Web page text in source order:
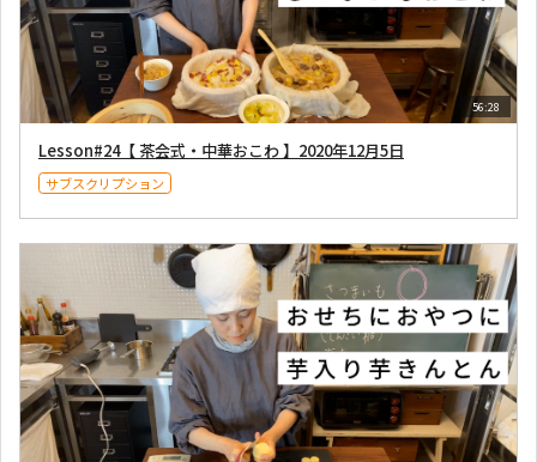
56:28
Lesson#24【 茶会式・中華おこわ 】2020年12月5日
サブスクリプション